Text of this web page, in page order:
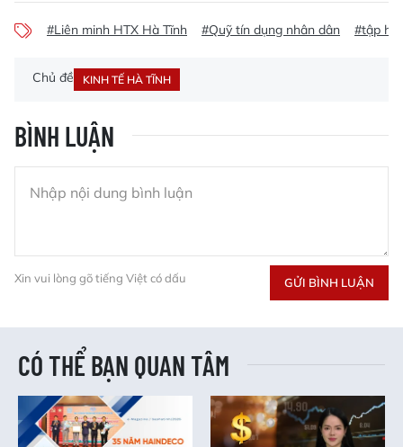
#Liên minh HTX Hà Tĩnh #Quỹ tín dụng nhân dân #tập
Chủ đề KINH TẾ HÀ TĨNH
BÌNH LUẬN
Xin vui lòng gõ tiếng Việt có dấu GỬI BÌNH LUẬN
CÓ THỂ BẠN QUAN TÂM